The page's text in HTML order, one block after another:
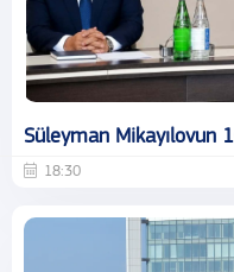
Süleyman Mikayılovun
18:30